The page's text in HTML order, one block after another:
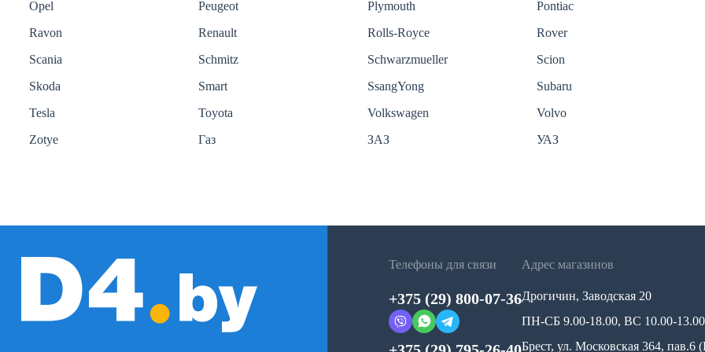
Opel Peugeot Plymouth
Pontiac
Ravon
Renault Rolls-Royce
Rover
Scania
Schmitz Schwarzmueller
Scion
Skoda
Smart SsangYong
Subaru
Tesla
Toyota Volkswagen
Volvo
Zotye
Газ ЗАЗ УАЗ
Телефоны для связи
+375 (29) 800-07-36
Адрес магазинов
Дрогичин, Заводская 20
ПН-СБ 9.00-18.00, ВС 10.00-13.00
Брест, ул. Московская 364, пав.6